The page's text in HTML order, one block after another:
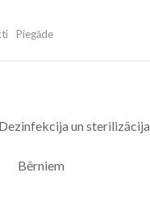
Piegāde
Dezinfekcija un sterilizācija
Bērniem